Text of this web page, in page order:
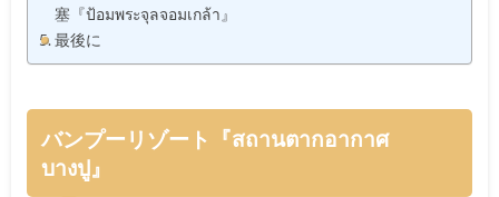
塞『ป้อมพระจุลจอมเกล้า』
最後に
バンプーリゾート『สถานตากอากาศ
บางปู』